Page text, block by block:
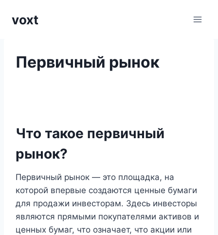
voxt
Первичный рынок
Что такое первичный
рынок?
Первичный рынок — это площадка, на
которой впервые создаются ценные бумаги
для продажи инвесторам. Здесь инвесторы
являются прямыми покупателями активов и
ценных бумаг, что означает, что акции или